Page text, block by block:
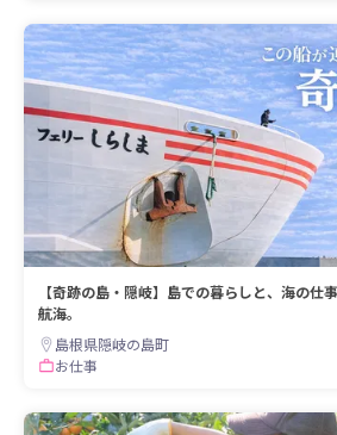
【奇跡の島・隠岐】島での暮らしと、海の仕
航海。
島根県隠岐の島町
お仕事